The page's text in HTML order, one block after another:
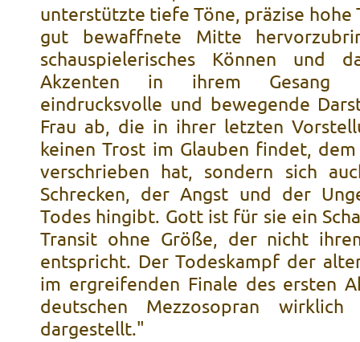
unterstützte tiefe Töne, präzise hohe
gut bewaffnete Mitte
schauspielerisches Können und
Akzenten in ihrem Gesang
eindrucksvolle und bewegende
Frau ab, die in ihrer letzten
keinen Trost im Glauben findet,
verschrieben hat, sondern sich
Schrecken, der Angst und der
Todes hingibt. Gott ist für sie ein
Transit ohne Größe, der nicht
entspricht. Der Todeskampf der
im ergreifenden Finale des ersten
deutschen Mezzosopran wirklich
dargestellt."